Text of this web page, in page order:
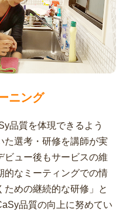
ニング
品質を体現できるよう
た選考・研修を講師が実
ビュー後もサービスの維
的なミーティングでの情
めの継続的な研修」と
品質の向上に努めてい